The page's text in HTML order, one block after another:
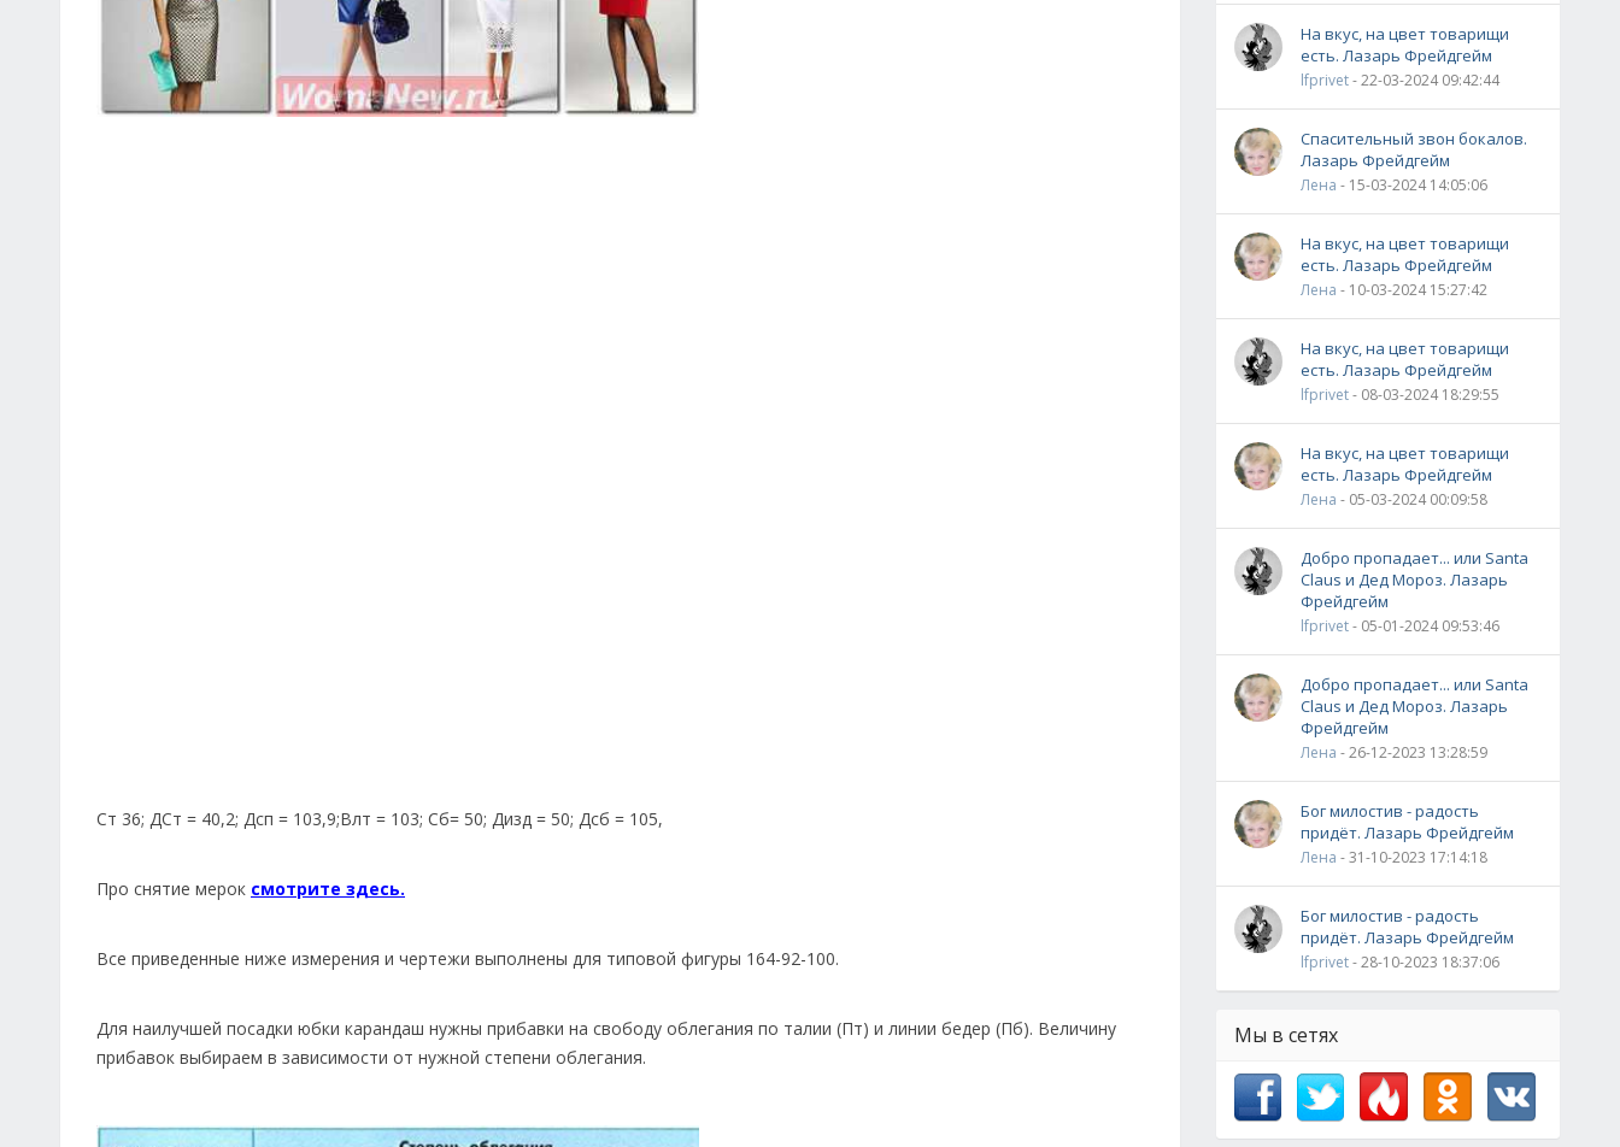
Ст 36; ДСт = 40,2; Дсп = 103,9;Влт = 103; Сб= 50; Дизд = 50; Дсб = 105,
Про снятие мерок смотрите здесь.
Все приведенные ниже измерения и чертежи выполнены для типовой фигуры 164-92-100.
Для наилучшей посадки юбки карандаш нужны прибавки на свободу облегания по талии (Пт) и линии бедер (Пб). Beличину
прибавок выбираем в зависимости от нужной степени облегания.
На вкус, на цвет товарищи
есть. Лазарь Фрейдгейм
lfprivet- 22-03-2024 09:42:44
Спасительный звон бокалов.
Лазарь Фрейдгейм
Лена - 15-03-2024 14:05:06
На вкус, на цвет товарищи
есть. Лазарь Фрейдгейм
Лена - 10-03-2024 15:27:42
На вкус, на цвет товарищи
есть. Лазарь Фрейдгейм
lfprivet- 08-03-2024 18:29:55
На вкус, на цвет товарищи
есть. Лазарь Фрейдгейм
Лена - 05-03-2024 00:09:58
Добро пропадает... или Santa
Claus и Дед Мороз. Лазарь
Фрейдгейм
lfprivet- 05-01-2024 09:53:46
Добро пропадает... или Santa
Claus и Дед Мороз. Лазарь
Фрейдгейм
Лена - 26-12-2023 13:28:59
Бог милостив - радость
придёт. Лазарь Фрейдгейм
Лена - 31-10-2023 17:14:18
Бог милостив - радость
придёт. Лазарь Фрейдгейм
lfprivet- 28-10-2023 18:37:06
Мы в сетях